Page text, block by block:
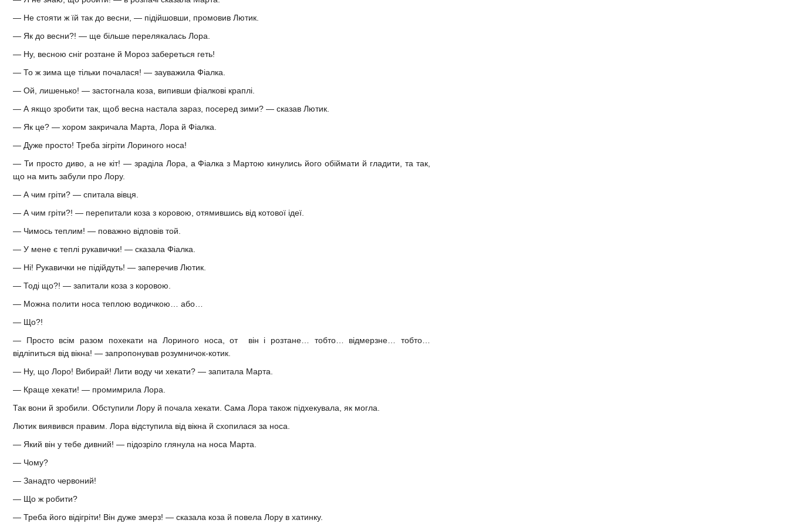
— Не стояти ж їй так до весни, — підійшовши, промовив Лютик.
— Як до весни?! — ще більше перелякалась Лора.
— Ну, весною сніг розтане й Мороз забереться геть!
— То ж зима ще тільки почалася! — зауважила Фіалка.
— Ой, лишенько! — застогнала коза, випивши фіалкові краплі.
— А якщо зробити так, щоб весна настала зараз, посеред зими? — сказав Лютик.
— Як це? — хором закричала Марта, Лора й Фіалка.
— Дуже просто! Треба зігріти Лориного носа!
— Ти просто диво, а не кіт! — зраділа Лора, а Фіалка з Мартою кинулись його обіймати й гладити, та так,
що на мить забули про Лору.
— А чим гріти? — спитала вівця.
— А чим гріти?! — перепитали коза з коровою, отямившись від котової ідеї.
— Чимось теплим! — поважно відповів той.
— У мене є теплі рукавички! — сказала Фіалка.
— Ні! Рукавички не підійдуть! — заперечив Лютик.
— Тоді що?! — запитали коза з коровою.
— Можна полити носа теплою водичкою… або…
— Що?!
— Просто всім разом похекати на Лориного носа, от він і розтане… тобто… відмерзне… тобто…
відліпиться від вікна! — запропонував розумничок-котик.
— Ну, що Лоро! Вибирай! Лити воду чи хекати? — запитала Марта.
— Краще хекати! — промимрила Лора.
Так вони й зробили. Обступили Лору й почала хекати. Сама Лора також підхекувала, як могла.
Лютик виявився правим. Лора відступила від вікна й схопилася за носа.
— Який він у тебе дивний! — підозріло глянула на носа Марта.
— Чому?
— Занадто червоний!
— Що ж робити?
— Треба його відігріти! Він дуже змерз! — сказала коза й повела Лору в хатинку.